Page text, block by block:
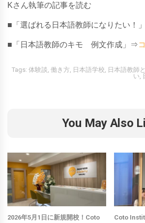
Kさん執筆の記事を読む
■「選ばれる日本語教師になりたい！
■「日本語教師のキモ 例文作成」⇒
Tags: 体験談 働き方 日本語学校 日本語教師
い
You May Also
2026年5月1日に新規開校！Coto
Coto